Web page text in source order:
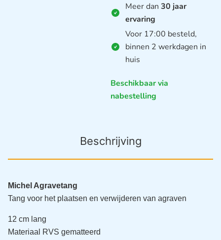
Meer dan 30 jaar
ervaring
Voor 17:00 besteld,
binnen 2 werkdagen in
huis
Beschikbaar via
nabestelling
Beschrijving
Michel Agravetang
Tang voor het plaatsen en verwijderen van agraven
12 cm lang
Materiaal RVS gematteerd